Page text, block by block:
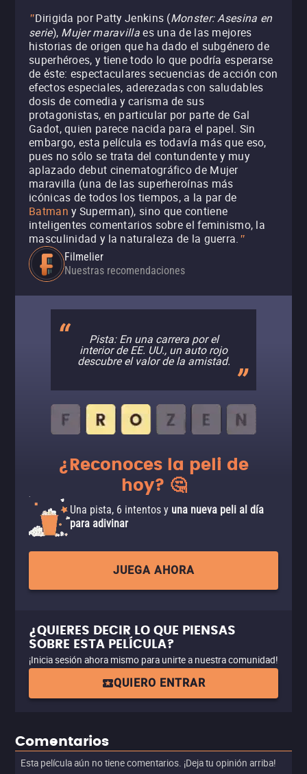
"Dirigida por Patty Jenkins (Monster: Asesina en
serie), Mujer maravillaes una de las mejores
historias de origen que ha dado el subgénero de
superhéroes, y tiene todo lo que podría esperarse
de éste: espectaculares secuencias de acción con
efectos especiales, aderezadas con saludables
dosis de comedia y carisma de sus
protagonistas, en particular por parte de Gal
Gadot, quien parece nacida para el papel. Sin
embargo, esta película es todavía más que eso,
pues no sólo se trata del contundente y muy
aplazado debut cinematográfico de Mujer
maravilla (una de las superheroínas más
icónicas de todos los tiempos, a la par de
Batman y Superman), sino que contiene
inteligentes comentarios sobre el feminismo, la
masculinidad y la naturaleza de la guerra. "
Filmelier
Nuestras recomendaciones
Pista: En una carrera por el
interior de EE. UU., un auto rojo
descubre el valor de la amistad.
¿Reconoces la peli de
hoy? 🤔
Una pista, 6 intentos y una nueva peli al día
para adivinar
JUEGA AHORA
¿QUIERES DECIR LO QUE PIENSAS
SOBRE ESTA PELÍCULA?
¡Inicia sesión ahora mismo para unirte a nuestra comunidad!
QUIERO ENTRAR
Comentarios
Esta película aún no tiene comentarios. ¡Deja tu opinión arriba!